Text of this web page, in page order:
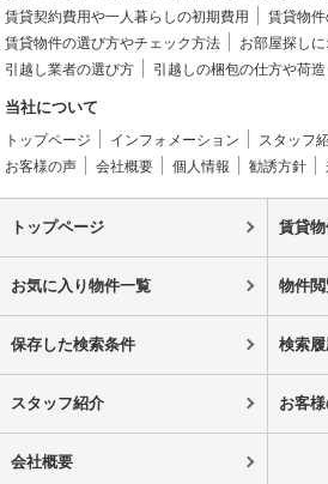
賃貸契約費用や一人暮らしの初期費用
賃貸物
賃貸物件の選び方やチェック方法
お部屋探し
引越し業者の選び方
引越しの梱包の仕方や荷
当社について
トップページ インフォメーション スタッフ
お客様の声
会社概要 個人情報 勧誘方針
トップページ 賃貸
お気に入り物件一覧 物件
保存した検索条件 検索
スタッフ紹介 お客
会社概要